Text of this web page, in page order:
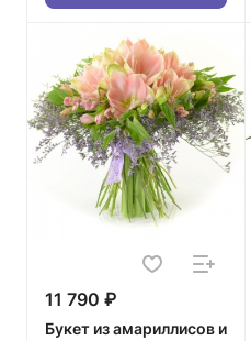
11 790 ₽
Букет из амариллисов и